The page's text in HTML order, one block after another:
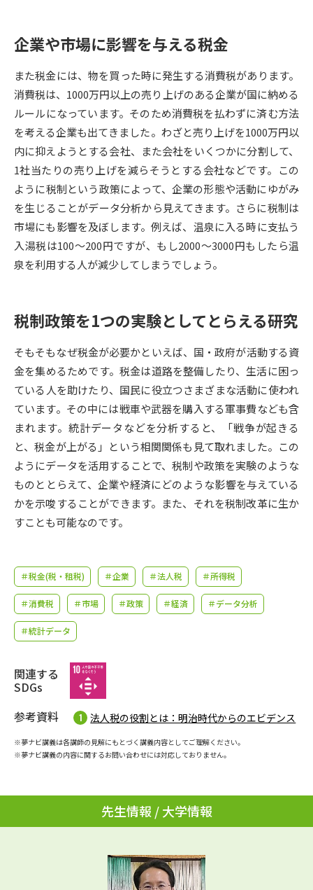
新学年スタート号特集ページ
新学年スタート号特集ページ
SELFBRAND特集ページ
オープンキャンパスなどを調べる
オープンキャンパス検索 実施プログラムから探す
来場型・Web型イベント特集 夢ナビライブ
受験準備 資料検索
志望校・出願校を調べる
併願校選び 受験スケジュールを立てよう
先輩が入学を決めた理由 テレメール全国一斉進学調査
新生活お役立ちガイド
学問発見 学問検索
学問のミニ講義「夢ナビ講義」 学問分野解説
学問の教科書
Ｑ＆Ａ よくあるご質問
お支払いについて
テレメール進学カタログ
訂正のご案内
企業や市場に影響を与える税金
また税金には、物を買った時に発生する消費税があります。
消費税は、1000万円以上の売り上げのある企業が国に納める
ルールになっています。そのため消費税を払わずに済む方法
を考える企業も出てきました。わざと売り上げを1000万円以
内に抑えようとする会社、また会社をいくつかに分割して、
1社当たりの売り上げを減らそうとする会社などです。この
ように税制という政策によって、企業の形態や活動にゆがみ
を生じることがデータ分析から見えてきます。さらに税制は
市場にも影響を及ぼします。例えば、温泉に入る時に支払う
入湯税は100～200円ですが、もし2000～3000円もしたら温
泉を利用する人が減少してしまうでしょう。
税制政策を1つの実験としてとらえる研究
そもそもなぜ税金が必要かといえば、国・政府が活動する資
金を集めるためです。税金は道路を整備したり、生活に困っ
ている人を助けたり、国民に役立つさまざまな活動に使われ
ています。その中には戦車や武器を購入する軍事費なども含
まれます。統計データなどを分析すると、「戦争が起きる
と、税金が上がる」という相関関係も見て取れました。この
ようにデータを活用することで、税制や政策を実験のような
ものととらえて、企業や経済にどのような影響を与えている
かを示唆することができます。また、それを税制改革に生か
すことも可能なのです。
＃税金(税・租税) ＃企業 ＃法人税 ＃所得税
＃消費税 ＃市場 ＃政策 ＃経済 ＃データ分析
＃統計データ
関連する
SDGs
参考資料
法人税の役割とは：明治時代からのエビデンス
※夢ナビ講義は各講師の見解にもとづく講義内容としてご理解ください。
※夢ナビ講義の内容に関するお問い合わせには対応しておりません。
先生情報 / 大学情報